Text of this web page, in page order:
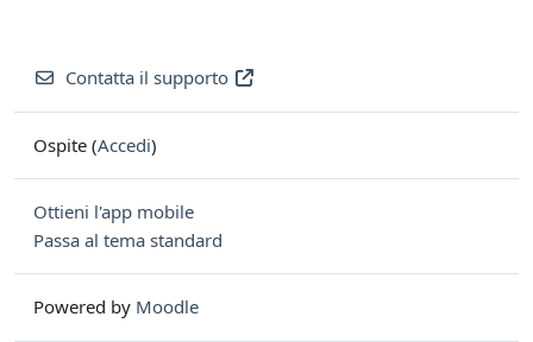
Contatta il supporto
Ospite (Accedi)
Ottieni l'app mobile
Passa al tema standard
Powered by Moodle